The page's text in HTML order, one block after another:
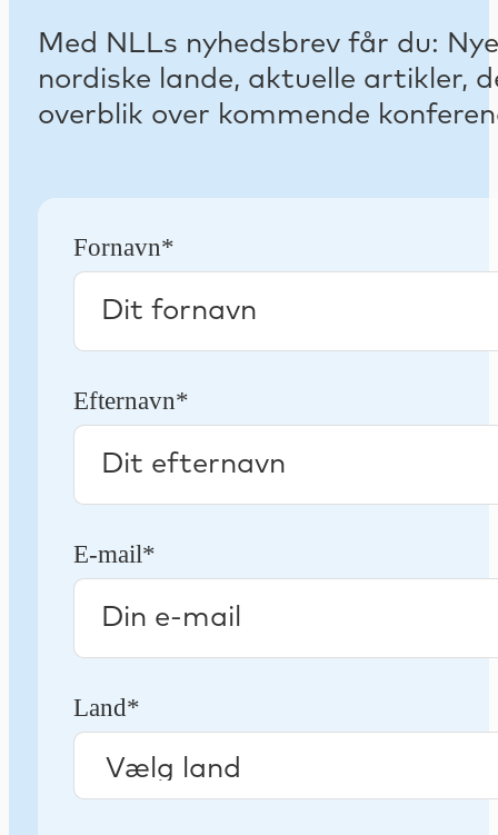
Med NLLs nyhedsbrev får du:
nordiske lande, aktuelle
overblik over kommende
Fornavn*
Efternavn*
E-mail*
Land*